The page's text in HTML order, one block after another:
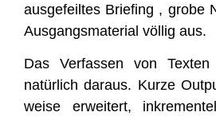
aus­ge­feil­tes Brie­fing , gro­be
Aus­gangs­ma­te­ri­al völ­lig aus.
Das Ver­fas­sen von
natür­lich dar­aus. Kur­ze
wei­se erwei­tert,